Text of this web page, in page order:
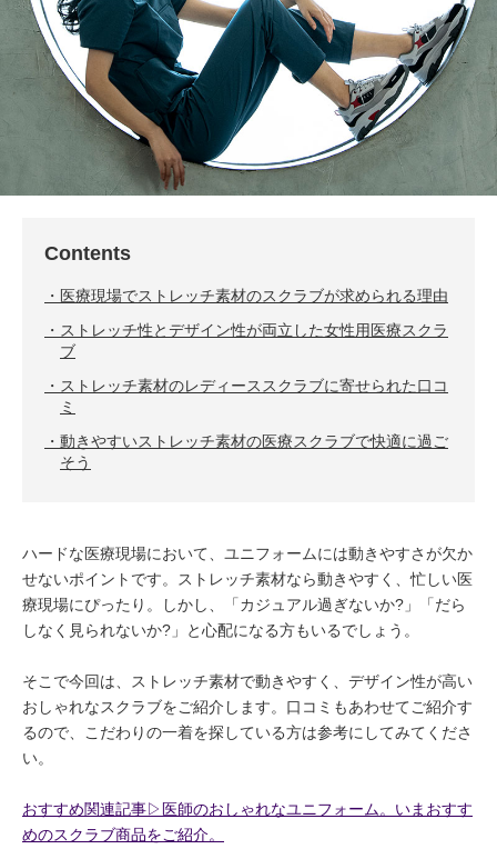
Contents
医療現場でストレッチ素材のスクラブが求められる理由
ストレッチ性とデザイン性が両立した女性用医療スクラ
ブ
ストレッチ素材のレディーススクラブに寄せられた口コ
ミ
動きやすいストレッチ素材の医療スクラブで快適に過ご
そう
ハードな医療現場において、ユニフォームには動きやすさが欠か
せないポイントです。ストレッチ素材なら動きやすく、忙しい医
療現場にぴったり。しかし、「カジュアル過ぎないか?」「だら
しなく見られないか?」と心配になる方もいるでしょう。
そこで今回は、ストレッチ素材で動きやすく、デザイン性が高い
おしゃれなスクラブをご紹介します。口コミもあわせてご紹介す
るので、こだわりの一着を探している方は参考にしてみてくださ
い。
おすすめ関連記事▷医師のおしゃれなユニフォーム。いまおすす
めのスクラブ商品をご紹介。